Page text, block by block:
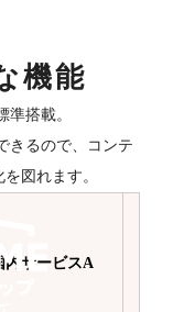
機能
準搭載。
きるので、コンテ
図れます。
内サービスA